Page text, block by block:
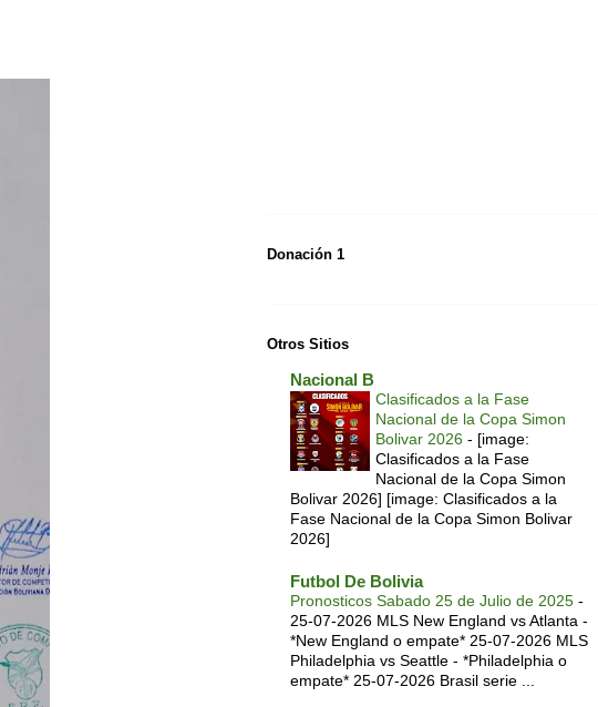
Donación 1
Otros Sitios
Nacional B
Clasificados a la Fase
Nacional de la Copa Simon
Bolivar 2026 - [image:
Clasificados a la Fase
Nacional de la Copa Simon
Bolivar 2026] [image: Clasificados a la
Fase Nacional de la Copa Simon Bolivar
2026]
Futbol De Bolivia
Pronosticos Sabado 25 de Julio de 2025 -
25-07-2026 MLS New England vs Atlanta -
*New England o empate* 25-07-2026 MLS
Philadelphia vs Seattle - *Philadelphia o
empate* 25-07-2026 Brasil serie ...